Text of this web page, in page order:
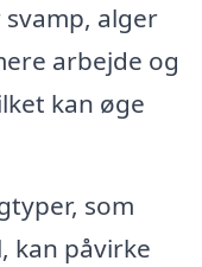
alger
arbejde og
kan øge
som
kan påvirke